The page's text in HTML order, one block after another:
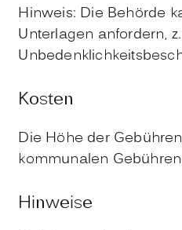
Hinweis: Die Behörde
Unterlagen anfordern,
Kosten
Die Höhe der
kommunalen
Hinweise